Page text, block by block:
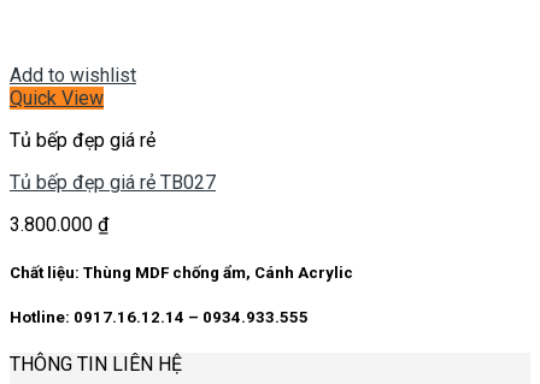
Add to wishlist
Quick View
Tủ bếp đẹp giá rẻ
Tủ bếp đẹp giá rẻ TB027
3.800.000 ₫
Chất liệu: Thùng MDF chống ẩm, Cánh Acrylic
Hotline: 0917.16.12.14 – 0934.933.555
THÔNG TIN LIÊN HỆ